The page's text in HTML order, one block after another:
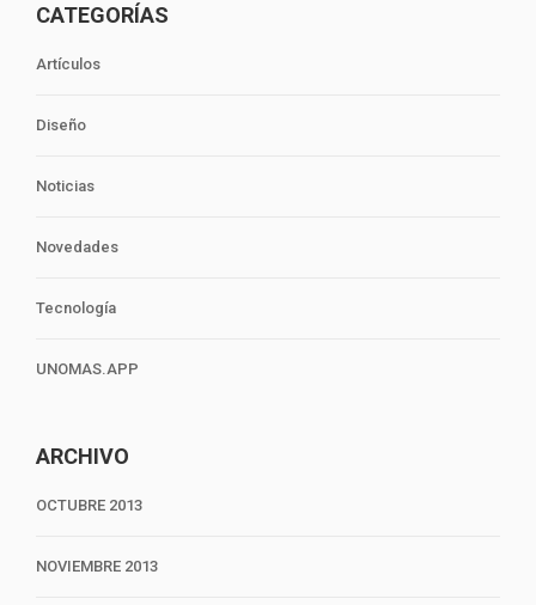
CATEGORÍAS
Artículos
Diseño
Noticias
Novedades
Tecnología
UNOMAS.APP
ARCHIVO
OCTUBRE 2013
NOVIEMBRE 2013